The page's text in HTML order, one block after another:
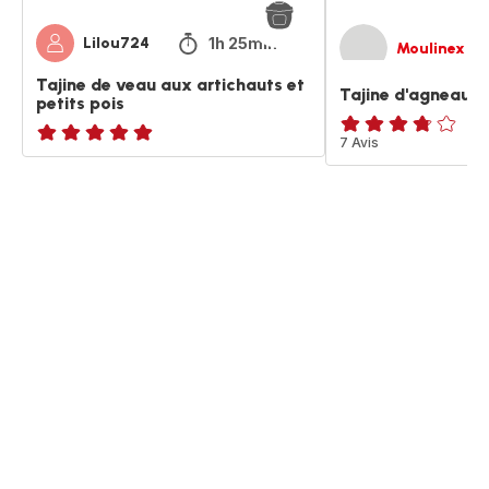
Lilou724 1h 25min
Tajine de veau aux artichauts et
petits pois
ratings.NaN
Moulinex
Tajine d'agneau
ratings.3.7
7 Avis